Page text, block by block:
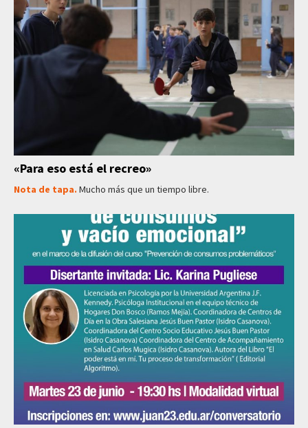
«Para eso está el recreo»
Nota de tapa. Mucho más que un tiempo libre.